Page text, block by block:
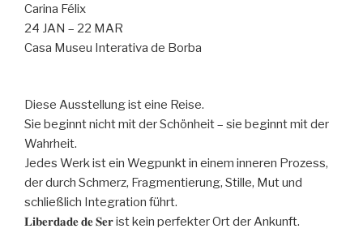
Carina Félix
24 JAN – 22 MAR
Casa Museu Interativa de Borba
Diese Ausstellung ist eine Reise.
Sie beginnt nicht mit der Schönheit – sie beginnt mit der
Wahrheit.
Jedes Werk ist ein Wegpunkt in einem inneren Prozess,
der durch Schmerz, Fragmentierung, Stille, Mut und
schließlich Integration führt.
𝐋𝐢𝐛𝐞𝐫𝐝𝐚𝐝𝐞 𝐝𝐞 𝐒𝐞𝐫 ist kein perfekter Ort der Ankunft.